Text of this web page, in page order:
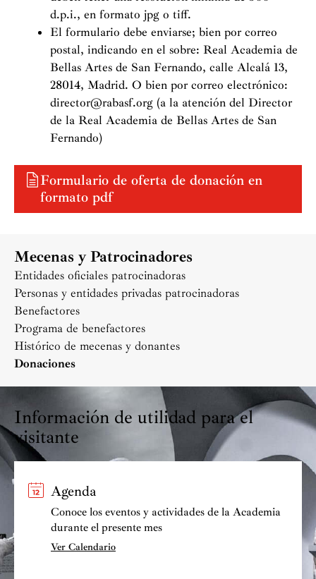
Mecenas y Patrocinadores
Entidades oficiales patrocinadoras
Personas y entidades privadas patrocinadoras
Benefactores
Programa de benefactores
Histórico de mecenas y donantes
Donaciones
d.p.i., en formato jpg o tiff.
El formulario debe enviarse; bien por correo
postal, indicando en el sobre: Real Academia de
Bellas Artes de San Fernando, calle Alcalá 13,
28014, Madrid. O bien por correo electrónico:
director@rabasf.org (a la atención del Director
de la Real Academia de Bellas Artes de San
Fernando)
Formulario de oferta de donación en
formato pdf
Información de utilidad para el
visitante
Agenda
Conoce los eventos y actividades de la Academia
durante el presente mes
Ver Calendario